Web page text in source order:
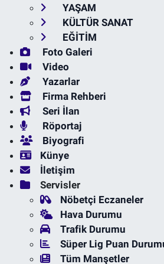
YAŞAM
KÜLTÜR SANAT
EĞİTİM
Foto Galeri
Video
Yazarlar
Firma Rehberi
Seri İlan
Röportaj
Biyografi
Künye
İletişim
Servisler
Nöbetçi Eczaneler
Hava Durumu
Trafik Durumu
Süper Lig Puan
Tüm Manşetler